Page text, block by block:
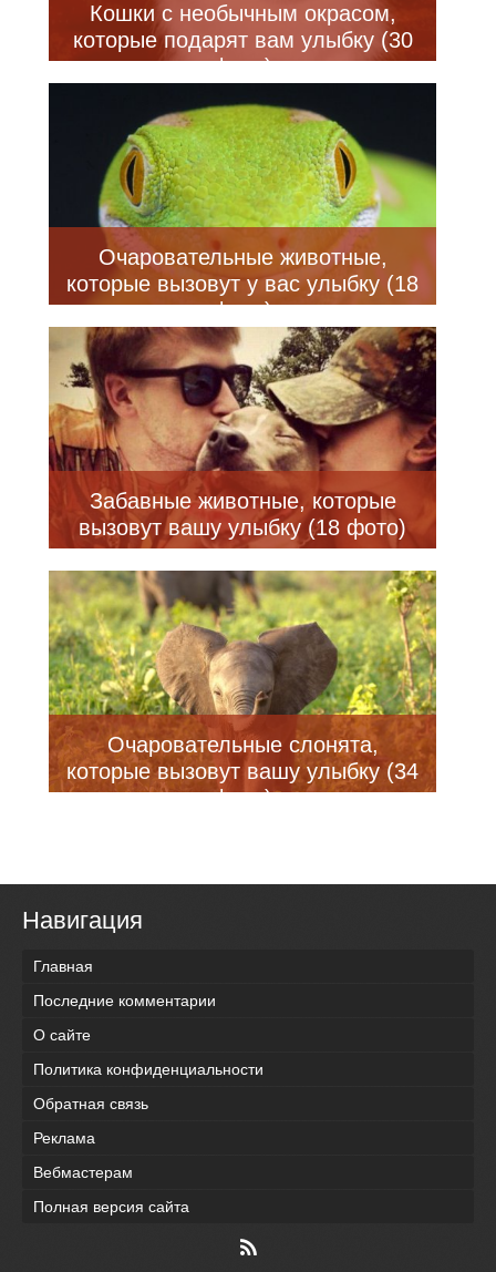
Кошки с необычным окрасом,
которые подарят вам улыбку (30
фото)
Очаровательные животные,
которые вызовут у вас улыбку (18
фото)
Забавные животные, которые
вызовут вашу улыбку (18 фото)
Очаровательные слонята,
которые вызовут вашу улыбку (34
фото)
Навигация
Главная
Последние комментарии
О сайте
Политика конфиденциальности
Обратная связь
Реклама
Вебмастерам
Полная версия сайта